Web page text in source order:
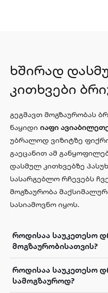
ხშირად
კითხვები
გეგმავთ მოგზაურობას
ნაყიდი იაფი
უბრალოდ ვიზიტზე
გაეცანით ამ
დასმულ კითხვებზე
სასარგებლო რჩევებს
მოგზაურობა
სასიამოვნო იყოს.
როდისაა საუკეთესო
მოგზაურობისათვის?
როდისაა საუკეთესო
სამოგზაუროდ?